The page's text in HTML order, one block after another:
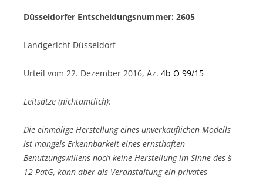
Düsseldorfer Entscheidungsnummer: 2605
Landgericht Düsseldorf
Urteil vom 22. Dezember 2016, Az. 4b O 99/15
Leitsätze (nichtamtlich):
Die einmalige Herstellung eines unverkäuflichen Modells
ist mangels Erkennbarkeit eines ernsthaften
Benutzungswillens noch keine Herstellung im Sinne des §
12 PatG, kann aber als Veranstaltung ein privates